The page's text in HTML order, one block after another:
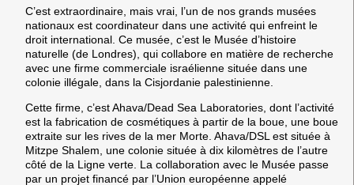
C’est extraordinaire, mais vrai, l’un de nos grands musées
nationaux est coordinateur dans une activité qui enfreint le
droit international. Ce musée, c’est le Musée d’histoire
naturelle (de Londres), qui collabore en matière de recherche
avec une firme commerciale israélienne située dans une
colonie illégale, dans la Cisjordanie palestinienne.
Cette firme, c’est Ahava/Dead Sea Laboratories, dont l’activité
est la fabrication de cosmétiques à partir de la boue, une boue
extraite sur les rives de la mer Morte. Ahava/DSL est située à
Mitzpe Shalem, une colonie située à dix kilomètres de l’autre
côté de la Ligne verte. La collaboration avec le Musée passe
par un projet financé par l’Union européenne appelé